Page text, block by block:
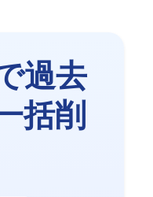
過去
括削